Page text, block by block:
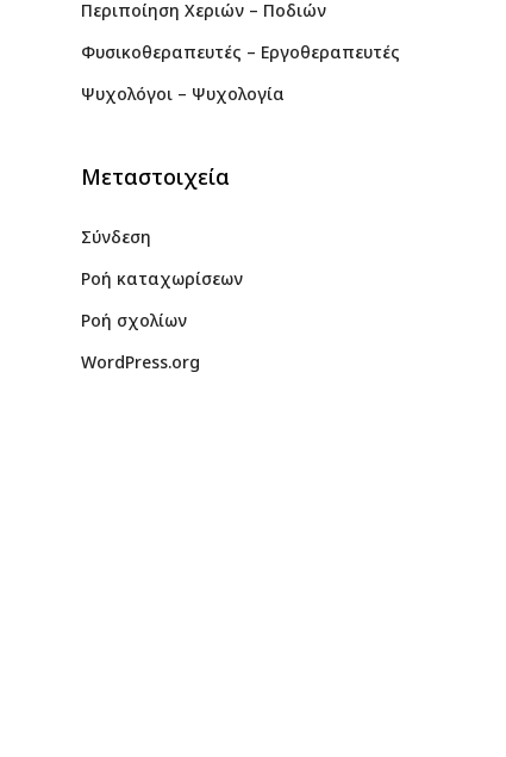
Περιποίηση Χεριών – Ποδιών
Φυσικοθεραπευτές – Εργοθεραπευτές
Ψυχολόγοι – Ψυχολογία
Μεταστοιχεία
Σύνδεση
Ροή καταχωρίσεων
Ροή σχολίων
WordPress.org